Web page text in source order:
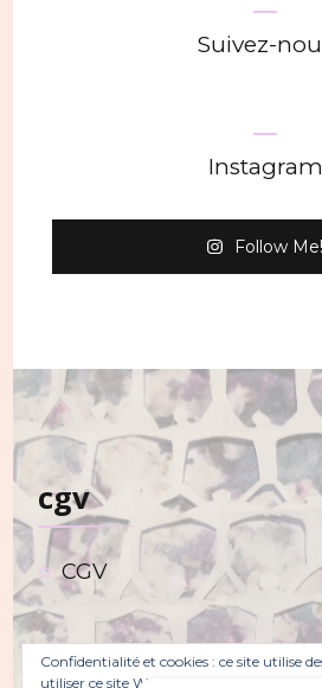
Suivez-
Instagram
Follow Me!
cgv
CGV
Confidentialité et cookies : ce site utilise
utiliser ce site Web, vous acceptez leur